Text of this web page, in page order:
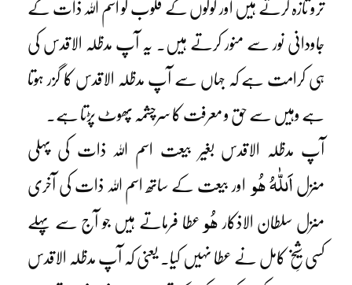
ترو تازہ کرتے ہیں اور لوگوں کے قلوب کو اسم اللہ ذات کے
جاودانی نور سے منور کرتے ہیں۔ یہ آپ مدظلہ الاقدس کی
ہی کرامت ہے کہ جہاں سے آپ مدظلہ الاقدس کا گزر ہوتا
ہے وہیں سے حق و معرفت کا سرچشمہ پھوٹ پڑتا ہے۔
آپ مدظلہ الاقدس بغیر بیعت اسم اللہ ذات کی پہلی
منزل اَللّٰہُ ھُو اور بیعت کے ساتھ اسم اللہ ذات کی آخری
منزل سلطان الاذکار ھُو عطا فرماتے ہیں جو آج سے پہلے
کسی شیخِ کامل نے عطا نہیں کیا۔ یعنی کہ آپ مدظلہ الاقدس